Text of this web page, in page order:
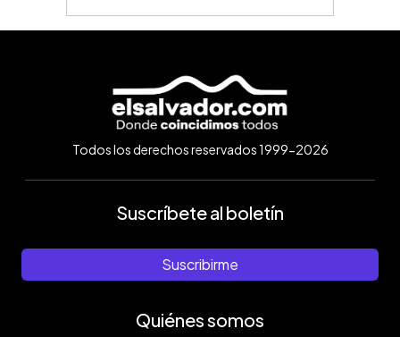
Todos los derechos reservados 1999-2026
Suscríbete al boletín
Suscribirme
Quiénes somos